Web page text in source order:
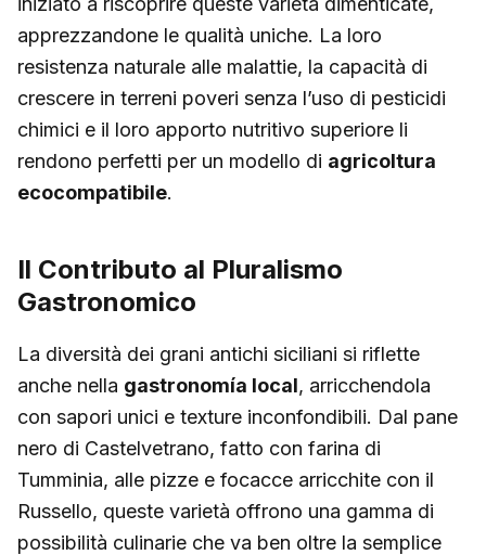
apprezzandone le qualità uniche. La loro
resistenza naturale alle malattie, la capacità di
crescere in terreni poveri senza l’uso di pesticidi
chimici e il loro apporto nutritivo superiore li
rendono perfetti per un modello di agricoltura
ecocompatibile.
Il Contributo al Pluralismo
Gastronomico
La diversità dei grani antichi siciliani si riflette
anche nella gastronomía local, arricchendola
con sapori unici e texture inconfondibili. Dal pane
nero di Castelvetrano, fatto con farina di
Tumminia, alle pizze e focacce arricchite con il
Russello, queste varietà offrono una gamma di
possibilità culinarie che va ben oltre la semplice